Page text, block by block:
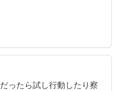
ったら試し行動したり察